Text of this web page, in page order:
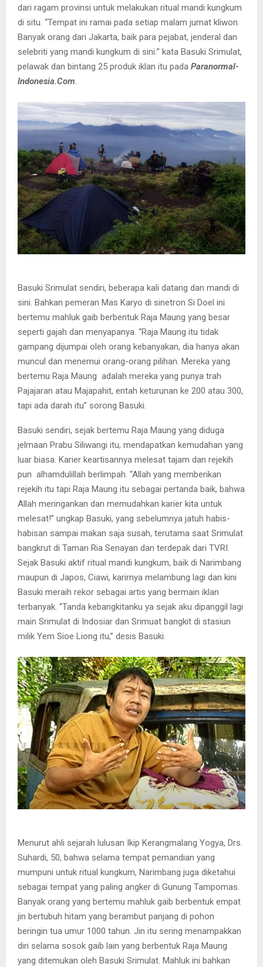
dari ragam provinsi untuk melakukan ritual mandi kungkum
di situ. “Tempat ini ramai pada setiap malam jumat kliwon.
Banyak orang dari Jakarta, baik para pejabat, jenderal dan
selebriti yang mandi kungkum di sini:” kata Basuki Srimulat,
pelawak dan bintang 25 produk iklan itu pada Paranormal-
Indonesia.Com.
Basuki Srimulat sendiri, beberapa kali datang dan mandi di
sini. Bahkan pemeran Mas Karyo di sinetron Si Doel ini
bertemu mahluk gaib berbentuk Raja Maung yang besar
seperti gajah dan menyapanya. “Raja Maung itu tidak
gampang dijumpai oleh orang kebanyakan, dia hanya akan
muncul dan menemui orang-orang pilihan. Mereka yang
bertemu Raja Maung adalah mereka yang punya trah
Pajajaran atau Majapahit, entah keturunan ke 200 atau 300,
tapi ada darah itu” sorong Basuki.
Basuki sendiri, sejak bertemu Raja Maung yang diduga
jelmaan Prabu Siliwangi itu, mendapatkan kemudahan yang
luar biasa. Karier keartisannya melesat tajam dan rejekih
pun alhamdulillah berlimpah. “Allah yang memberikan
rejekih itu tapi Raja Maung itu sebagai pertanda baik, bahwa
Allah meringankan dan memudahkan karier kita untuk
melesat!” ungkap Basuki, yang sebelumnya jatuh habis-
habisan sampai makan saja susah, terutama saat Srimulat
bangkrut di Taman Ria Senayan dan terdepak dari TVRI.
Sejak Basuki aktif ritual mandi kungkum, baik di Narimbang
maupun di Japos, Ciawi, karirnya melambung lagi dan kini
Basuki meraih rekor sebagai artis yang bermain iklan
terbanyak. “Tanda kebangkitanku ya sejak aku dipanggil lagi
main Srimulat di Indosiar dan Srimuat bangkit di stasiun
milik Yem Sioe Liong itu,” desis Basuki.
Menurut ahli sejarah lulusan Ikip Kerangmalang Yogya, Drs.
Suhardi, 50, bahwa selama tempat pemandian yang
mumpuni untuk ritual kungkum, Narimbang juga diketahui
sebagai tempat yang paling angker di Gunung Tampomas.
Banyak orang yang bertemu mahluk gaib berbentuk empat
jin bertubuh hitam yang berambut panjang di pohon
beringin tua umur 1000 tahun. Jin itu sering menampakkan
diri selama sosok gaib lain yang berbentuk Raja Maung
yang ditemukan oleh Basuki Srimulat. Mahluk ini bahkan